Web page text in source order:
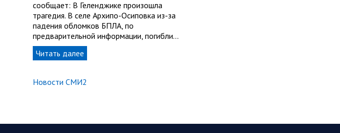
сообщает: В Геленджике произошла
трагедия. В селе Архипо-Осиповка из-за
падения обломков БПЛА, по
предварительной информации, погибли…
Читать далее
Новости СМИ2